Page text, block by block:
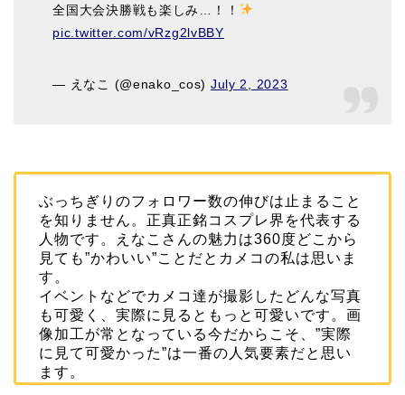
全国大会決勝戦も楽しみ…！！
pic.twitter.com/vRzg2lvBBY
— えなこ (@enako_cos) July 2, 2023
ぶっちぎりのフォロワー数の伸びは止まること
を知りません。正真正銘コスプレ界を代表する
人物です。えなこさんの魅力は360度どこから
見ても”かわいい”ことだとカメコの私は思いま
す。
イベントなどでカメコ達が撮影したどんな写真
も可愛く、実際に見るともっと可愛いです。画
像加工が常となっている今だからこそ、”実際
に見て可愛かった”は一番の人気要素だと思い
ます。